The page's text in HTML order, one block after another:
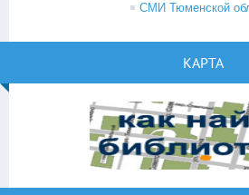
СМИ Тюменской
КАРТА